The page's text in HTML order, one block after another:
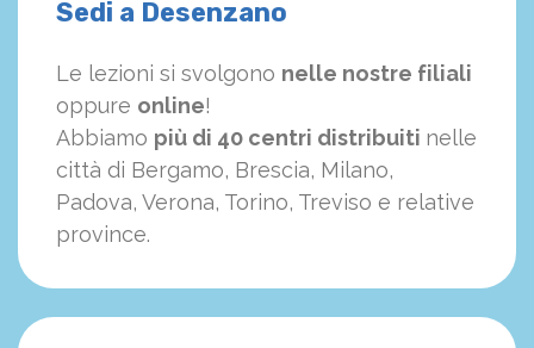
Sedi a Desenzano
Le lezioni si svolgono nelle nostre filiali
oppure online!
Abbiamo più di 40 centri distribuiti nelle
città di Bergamo, Brescia, Milano,
Padova, Verona, Torino, Treviso e relative
province.